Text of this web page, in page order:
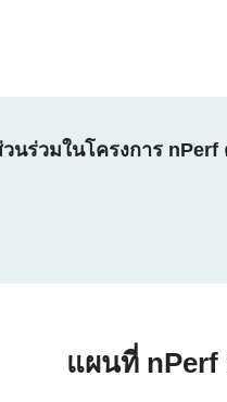
นร่วมในโครงการ
แผนที่ nPerf